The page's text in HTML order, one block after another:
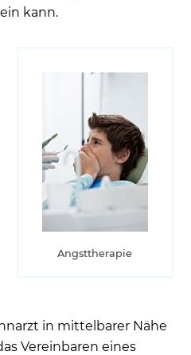
kann.
Angsttherapie
in mittelbarer Nähe
Vereinbaren eines